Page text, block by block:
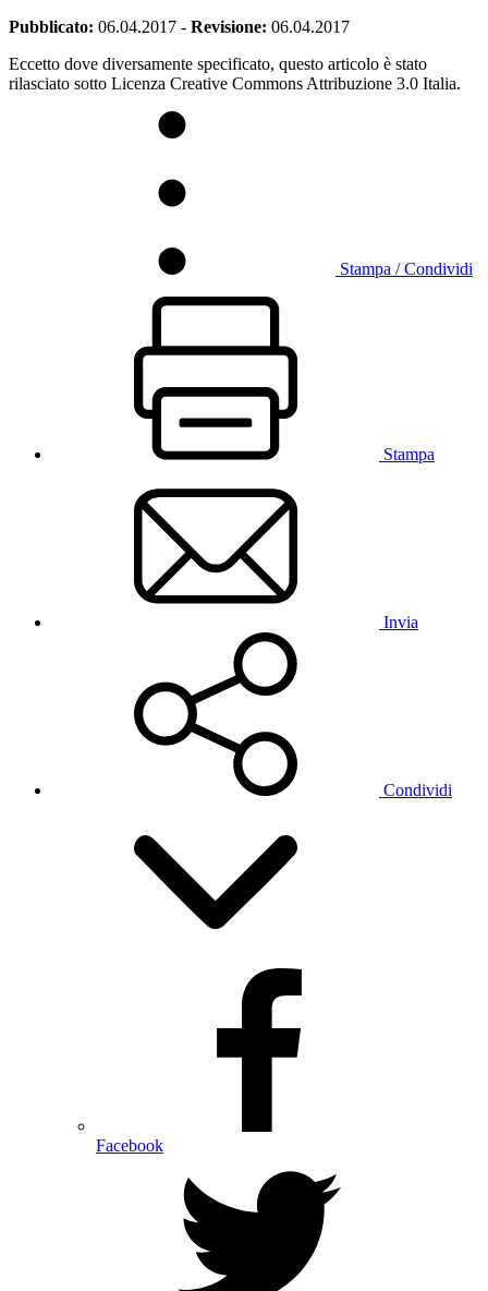
Pubblicato: 06.04.2017 - Revisione: 06.04.2017
Eccetto dove diversamente specificato, questo articolo è stato
rilasciato sotto Licenza Creative Commons Attribuzione 3.0 Italia.
Stampa / Condividi
Stampa
Invia
Condividi
Facebook